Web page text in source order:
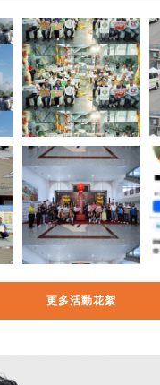
更多活動花絮